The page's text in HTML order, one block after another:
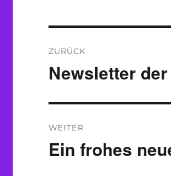
ZURÜCK
Vorheriger
Newsletter
WEITER
Nächster
Ein frohes